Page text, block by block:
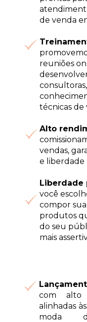
de venda
reuniões
técnicas de
Alto
vendas,
e liberdade
Liberdade
você
compor sua
produtos
do seu
mais
com alto
alinhadas
moda